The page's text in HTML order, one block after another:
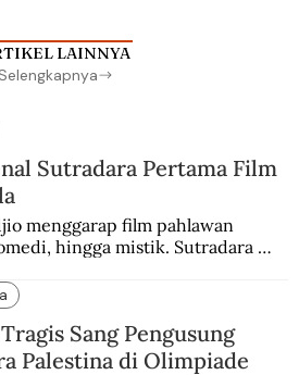
LAINNYA
Selengkapnya
Sutradara Pertama Film
menggarap film pahlawan
hingga mistik. Sutradara
Sang Pengusung
Palestina di Olimpiade